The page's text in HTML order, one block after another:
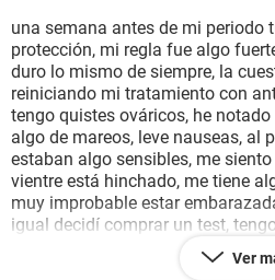
SEXUALIDAD
GLOSARIO
una semana antes de mi periodo
protección, mi regla fue algo
duro lo mismo de siempre, la
reiniciando mi tratamiento con
tengo quistes ováricos, he
algo de mareos, leve nauseas, al
estaban algo sensibles, me
vientre está hinchado, me tiene
muy improbable estar
igual decidí comprar un test,
ya han pasado 19 días desde que
semana me dio la regla y duro 4
Ver